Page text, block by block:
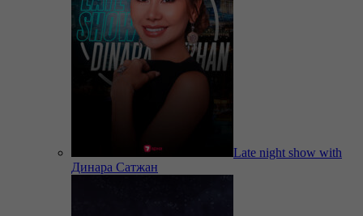
Late night show with
Динара Сатжан